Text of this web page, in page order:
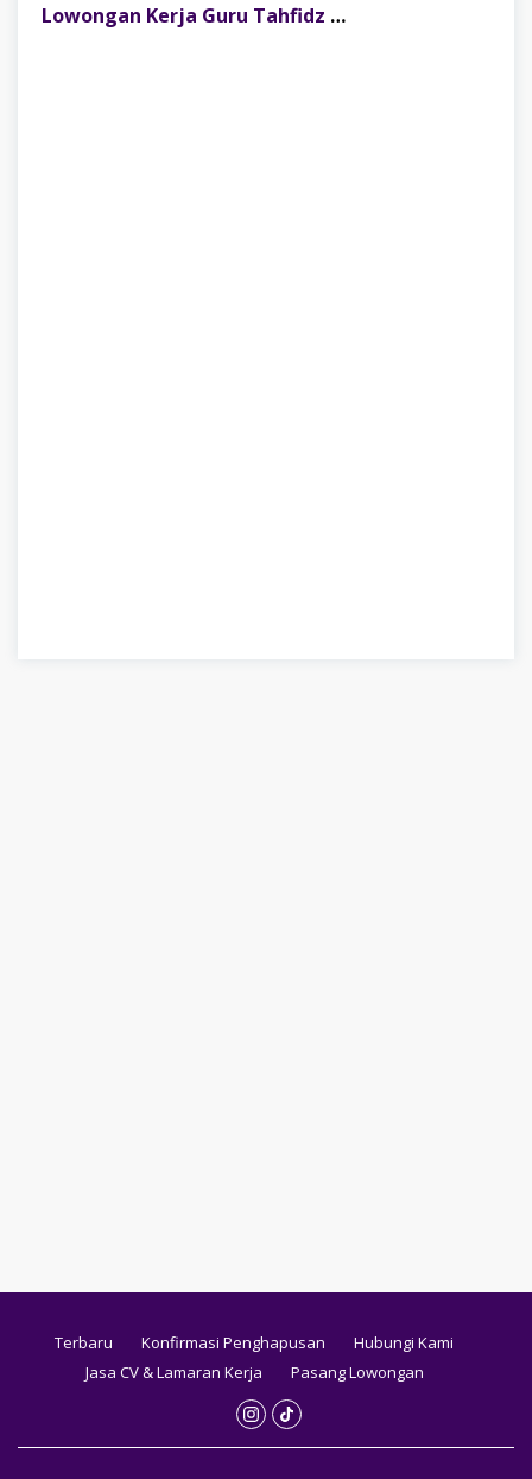
Lowongan Kerja Guru Tahfidz Al-Qur’an di SMP MUTU Muhammadiyah 1 Kota Lubuk Linggau
Terbaru Konfirmasi Penghapusan
Hubungi Kami
Jasa CV & Lamaran Kerja
Pasang Lowongan